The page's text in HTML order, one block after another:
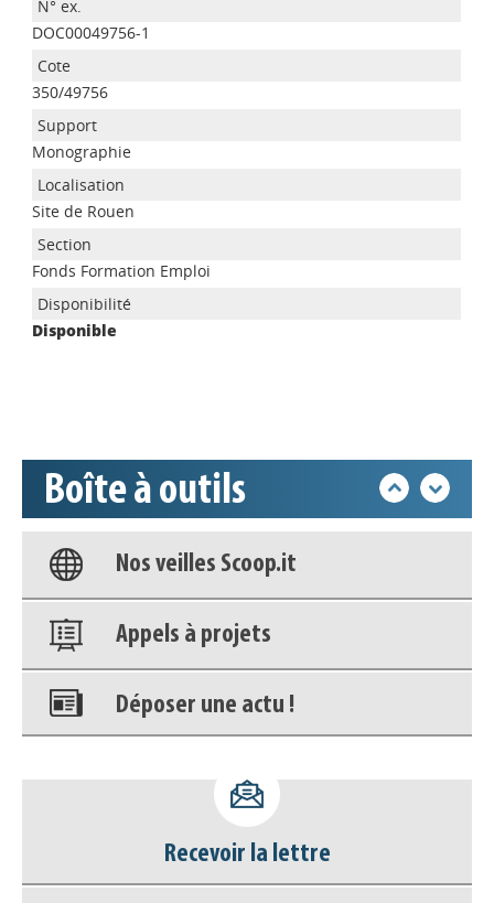
DOC00049756-1
350/49756
Monographie
Site de Rouen
Fonds Formation Emploi
Disponible
Boîte à outils
Appels à projets
Base documentaire
Nos veilles Scoop.it
Appels à projets
Déposer une actu !
déconnecter)
Base documentaire
Recevoir la lettre